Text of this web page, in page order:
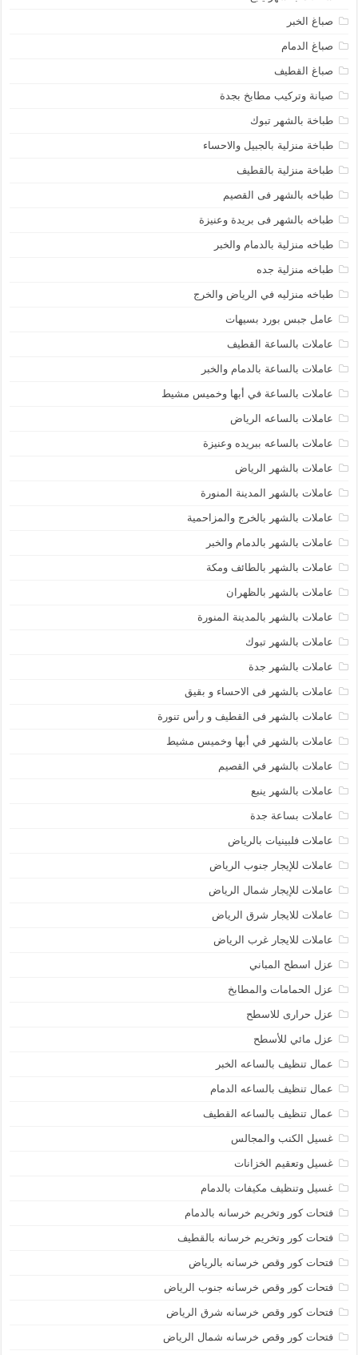
صباغ الخبر
صباغ الدمام
صباغ القطيف
صيانة وتركيب مطابخ بجدة
طباخة بالشهر تبوك
طباخة منزلية بالجبيل والاحساء
طباخة منزلية بالقطيف
طباخه بالشهر فى القصيم
طباخه بالشهر فى بريدة وعنيزة
طباخه منزلية بالدمام والخبر
طباخه منزلية جده
طباخه منزليه في الرياض والخرج
عامل جبس بورد بسيهات
عاملات بالساعة القطيف
عاملات بالساعة بالدمام والخبر
عاملات بالساعة في أبها وخميس مشيط
عاملات بالساعه الرياض
عاملات بالساعه ببريده وعنيزة
عاملات بالشهر الرياض
عاملات بالشهر المدينة المنورة
عاملات بالشهر بالخرج والمزاحمية
عاملات بالشهر بالدمام والخبر
عاملات بالشهر بالطائف ومكة
عاملات بالشهر بالظهران
عاملات بالشهر بالمدينة المنورة
عاملات بالشهر تبوك
عاملات بالشهر جدة
عاملات بالشهر فى الاحساء و بقيق
عاملات بالشهر فى القطيف و رأس تنورة
عاملات بالشهر في أبها وخميس مشيط
عاملات بالشهر في القصيم
عاملات بالشهر ينبع
عاملات بساعة جدة
عاملات فلبينيات بالرياض
عاملات للإيجار جنوب الرياض
عاملات للإيجار شمال الرياض
عاملات للايجار شرق الرياض
عاملات للايجار غرب الرياض
عزل اسطح المباني
عزل الحمامات والمطابخ
عزل حرارى للاسطح
عزل مائي للأسطح
عمال تنظيف بالساعه الخبر
عمال تنظيف بالساعه الدمام
عمال تنظيف بالساعه القطيف
غسيل الكنب والمجالس
غسيل وتعقيم الخزانات
غسيل وتنظيف مكيفات بالدمام
فتحات كور وتخريم خرسانه بالدمام
فتحات كور وتخريم خرسانه بالقطيف
فتحات كور وقص خرسانه بالرياض
فتحات كور وقص خرسانه جنوب الرياض
فتحات كور وقص خرسانه شرق الرياض
فتحات كور وقص خرسانه شمال الرياض